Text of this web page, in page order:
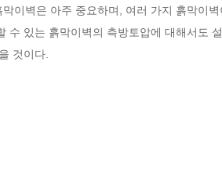
이벽은 아주 중요하며, 여러 가지 흙막이
수 있는 흙막이벽의 측방토압에 대해서도
것이다.